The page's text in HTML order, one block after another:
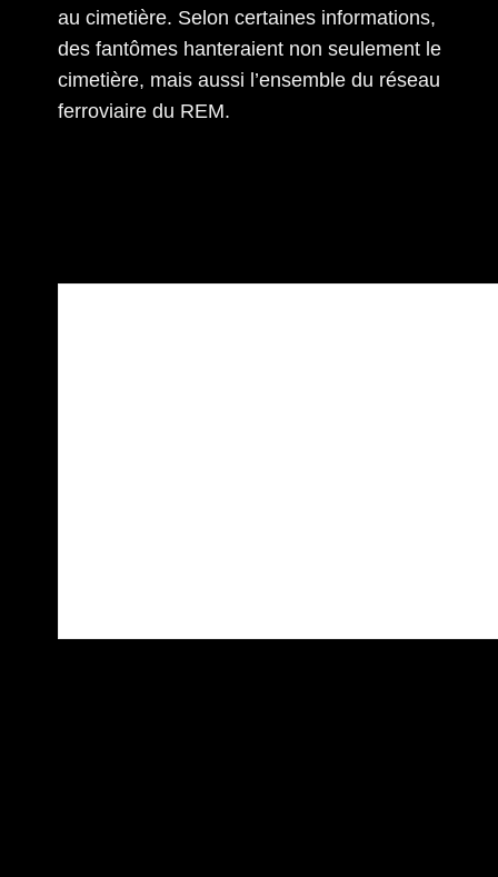
au cimetière. Selon certaines informations,
des fantômes hanteraient non seulement le
cimetière, mais aussi l’ensemble du réseau
ferroviaire du REM.